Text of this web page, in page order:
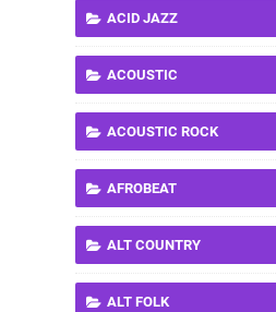
ACID JAZZ
ACOUSTIC
ACOUSTIC ROCK
AFROBEAT
ALT COUNTRY
ALT FOLK